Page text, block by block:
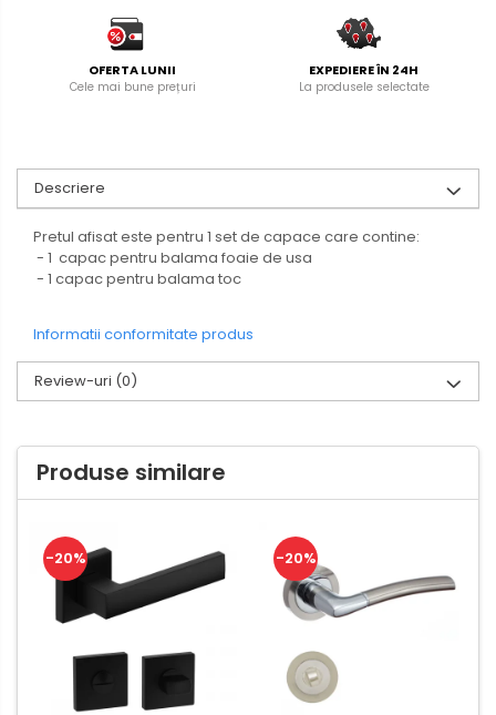
OFERTA LUNII
Cele mai bune prețuri
EXPEDIERE ÎN 24H
La produsele selectate
Descriere
Pretul afisat este pentru 1 set de capace care contine:
- 1 capac pentru balama foaie de usa
- 1 capac pentru balama toc
Informatii conformitate produs
Review-uri (0)
Produse similare
-20% -20%